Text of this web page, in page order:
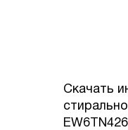
Скачать